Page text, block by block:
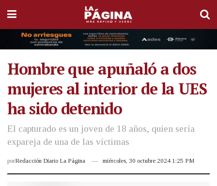
Hombre que apuñaló a dos
mujeres al interior de la UES
ha sido detenido
El capturado es un joven de 18 años, quien sería
expareja de una de las víctimas
porRedacción Diario La Página miércoles, 30 octubre 2024 1:25 PM